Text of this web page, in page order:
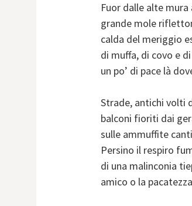
Fuor dalle alte
grande mole
calda del meriggio
di muffa, di covo e
un po’ di pace là
Strade, antichi volti
balconi fioriti dai
sulle ammuffite
Persino il respiro
di una malinconia
amico o la